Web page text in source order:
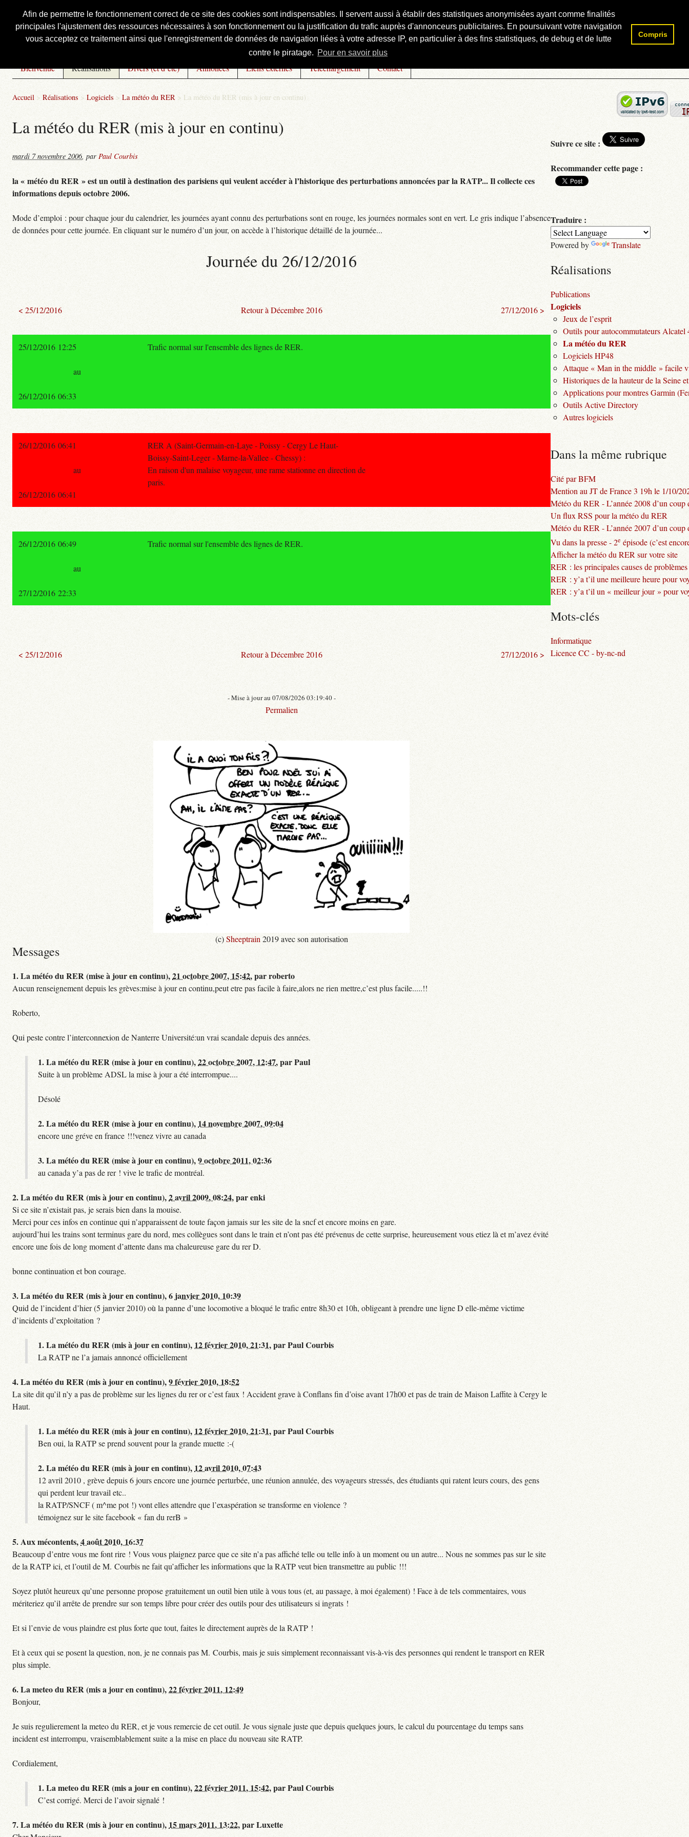
Afin de permettre le fonctionnement correct de ce site des cookies sont indispensables. Il servent aussi à établir des statistiques anonymisées ayant comme finalités
principales l'ajustement des ressources nécessaires à son fonctionnement ou la justification du trafic auprès d'annonceurs publicitaires. En poursuivant votre navigation
vous acceptez ce traitement ainsi que l'enregistrement de données de navigation liées à votre adresse IP, en particulier à des fins statistiques, de debug et de lutte
contre le piratage. Pour en savoir plus
Compris
Courbis, « LE » Blog Officiel
Bienvenue Réalisations Divers (et d’été) Annonces Liens externes Téléchargement Contact
Accueil > Réalisations > Logiciels > La météo du RER > La météo du RER (mis à jour en continu)
La météo du RER (mis à jour en continu)
mardi 7 novembre 2006, par Paul Courbis
la « météo du RER » est un outil à destination des parisiens qui veulent accéder à l’historique des perturbations annoncées par la RATP... Il collecte ces
informations depuis octobre 2006.
Mode d’emploi : pour chaque jour du calendrier, les journées ayant connu des perturbations sont en rouge, les journées normales sont en vert. Le gris indique l’absence
de données pour cette journée. En cliquant sur le numéro d’un jour, on accède à l’historique détaillé de la journée...
Journée du 26/12/2016
< 25/12/2016 Retour à Décembre 2016 27/12/2016 >
25/12/2016 12:25 Trafic normal sur l'ensemble des lignes de RER.
au
26/12/2016 06:33
26/12/2016 06:41
RER A (Saint-Germain-en-Laye - Poissy - Cergy Le Haut-
Boissy-Saint-Leger - Marne-la-Vallee - Chessy) :
En raison d'un malaise voyageur, une rame stationne en direction de
paris.
au
26/12/2016 06:41
26/12/2016 06:49 Trafic normal sur l'ensemble des lignes de RER.
au
27/12/2016 22:33
< 25/12/2016 Retour à Décembre 2016 27/12/2016 >
- Mise à jour au 07/08/2026 03:19:40 -
Permalien
(c)Sheeptrain 2019 avec son autorisation
Messages
1.La météo du RER (mise à jour en continu),21 octobre 2007, 15:42,parroberto
Aucun renseignement depuis les grèves:mise à jour en continu,peut etre pas facile à faire,alors ne rien mettre,c’est plus facile.....!!
Roberto,
Qui peste contre l’interconnexion de Nanterre Université:un vrai scandale depuis des années.
1.La météo du RER (mise à jour en continu),22 octobre 2007, 12:47,parPaul
Suite à un problème ADSL la mise à jour a été interrompue....
Désolé
2.La météo du RER (mise à jour en continu), 14 novembre 2007, 09:04
encore une gréve en france !!!venez vivre au canada
3.La météo du RER (mise à jour en continu),9 octobre 2011, 02:36
au canada y’a pas de rer ! vive le trafic de montréal.
2.La météo du RER (mis à jour en continu),2 avril 2009, 08:24,parenki
Si ce site n’existait pas, je serais bien dans la mouise.
Merci pour ces infos en continue qui n’apparaissent de toute façon jamais sur les site de la sncf et encore moins en gare.
aujourd’hui les trains sont terminus gare du nord, mes collègues sont dans le train et n’ont pas été prévenus de cette surprise, heureusement vous etiez là et m’avez évité
encore une fois de long moment d’attente dans ma chaleureuse gare du rer D.
bonne continuation et bon courage.
3.La météo du RER (mis à jour en continu),6 janvier 2010, 10:39
Quid de l’incident d’hier (5 janvier 2010) où la panne d’une locomotive a bloqué le trafic entre 8h30 et 10h, obligeant à prendre une ligne D elle-même victime
d’incidents d’exploitation ?
1.La météo du RER (mis à jour en continu), 12 février 2010, 21:31,parPaul Courbis
La RATP ne l’a jamais annoncé officiellement
4.La météo du RER (mis à jour en continu),9 février 2010, 18:52
La site dit qu’il n’y a pas de problème sur les lignes du rer or c’est faux ! Accident grave à Conflans fin d’oise avant 17h00 et pas de train de Maison Laffite à Cergy le
Haut.
1.La météo du RER (mis à jour en continu), 12 février 2010, 21:31,parPaul Courbis
Ben oui, la RATP se prend souvent pour la grande muette :-(
2.La météo du RER (mis à jour en continu), 12 avril 2010, 07:43
12 avril 2010 , grève depuis 6 jours encore une journée perturbée, une réunion annulée, des voyageurs stressés, des étudiants qui ratent leurs cours, des gens
qui perdent leur travail etc..
la RATP/SNCF ( m^me pot !) vont elles attendre que l’exaspération se transforme en violence ?
témoignez sur le site facebook « fan du rerB »
5.Aux mécontents,4 août 2010, 16:37
Beaucoup d’entre vous me font rire ! Vous vous plaignez parce que ce site n’a pas affiché telle ou telle info à un moment ou un autre... Nous ne sommes pas sur le site
de la RATP ici, et l’outil de M. Courbis ne fait qu’afficher les informations que la RATP veut bien transmettre au public !!!
Soyez plutôt heureux qu’une personne propose gratuitement un outil bien utile à vous tous (et, au passage, à moi également) ! Face à de tels commentaires, vous
mériteriez qu’il arrête de prendre sur son temps libre pour créer des outils pour des utilisateurs si ingrats !
Et si l’envie de vous plaindre est plus forte que tout, faites le directement auprès de la RATP !
Et à ceux qui se posent la question, non, je ne connais pas M. Courbis, mais je suis simplement reconnaissant vis-à-vis des personnes qui rendent le transport en RER
plus simple.
6.La meteo du RER (mis a jour en continu),22 février 2011, 12:49
Bonjour,
Je suis regulierement la meteo du RER, et je vous remercie de cet outil. Je vous signale juste que depuis quelques jours, le calcul du pourcentage du temps sans
incident est interrompu, vraisemblablement suite a la mise en place du nouveau site RATP.
Cordialement,
1.La meteo du RER (mis a jour en continu),22 février 2011, 15:42,parPaul Courbis
C’est corrigé. Merci de l’avoir signalé !
7.La météo du RER (mis à jour en continu), 15 mars 2011, 13:22,parLuxette
Rechercher :
Suivre ce site :
Recommander cette page :
Traduire :
Powered by Translate
Réalisations
Publications
Logiciels
Jeux de l’esprit
Outils pour autocommutateurs Alcatel
La météo du RER
Logiciels HP48
Attaque « Man in the middle » facile
Historiques de la hauteur de la Seine
Applications pour montres Garmin
Outils Active Directory
Autres logiciels
Dans la même rubrique
Cité par BFM
Mention au JT de France 3 19h le 1/10/
Météo du RER - L’année 2008 d’un coup
Un flux RSS pour la météo du RER
Météo du RER - L’année 2007 d’un coup
Vu dans la presse - 2e épisode (c’est
Afficher la météo du RER sur votre site
RER : les principales causes de problèmes
RER : y’a t’il une meilleure heure pour
RER : y’a t’il un « meilleur jour » pour
Mots-clés
Informatique
Licence CC - by-nc-nd